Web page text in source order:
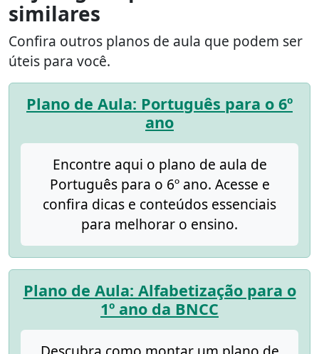
similares
Confira outros planos de aula que podem ser
úteis para você.
Plano de Aula: Português para o 6º
ano
Encontre aqui o plano de aula de
Português para o 6º ano. Acesse e
confira dicas e conteúdos essenciais
para melhorar o ensino.
Plano de Aula: Alfabetização para o
1º ano da BNCC